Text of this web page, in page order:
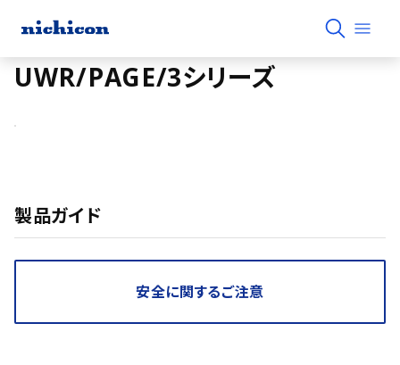
UWR/PAGE/3シリーズ
製品ガイド
安全に関するご注意